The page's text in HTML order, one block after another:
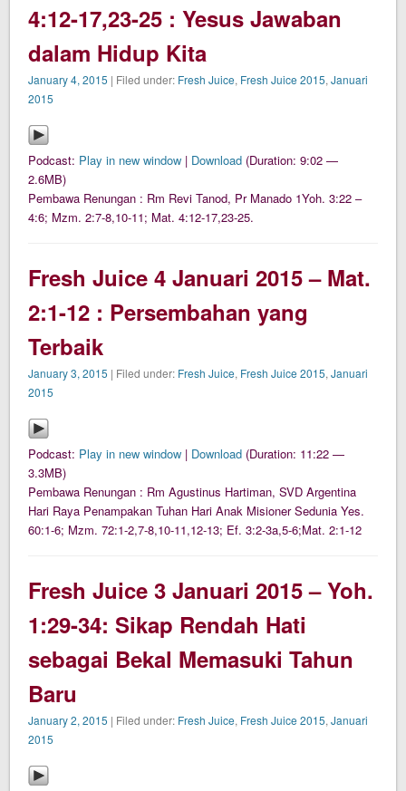
4:12-17,23-25 : Yesus Jawaban
dalam Hidup Kita
January 4, 2015 | Filed under: Fresh Juice, Fresh Juice 2015,Januari
2015
Podcast: Play in new window | Download (Duration: 9:02 —
2.6MB)
Pembawa Renungan : Rm Revi Tanod, Pr Manado 1Yoh. 3:22 –
4:6; Mzm. 2:7-8,10-11; Mat. 4:12-17,23-25.
Fresh Juice 4 Januari 2015 – Mat.
2:1-12 : Persembahan yang
Terbaik
January 3, 2015 | Filed under: Fresh Juice, Fresh Juice 2015,Januari
2015
Podcast: Play in new window | Download (Duration: 11:22 —
3.3MB)
Pembawa Renungan : Rm Agustinus Hartiman, SVD Argentina
Hari Raya Penampakan Tuhan Hari Anak Misioner Sedunia Yes.
60:1-6; Mzm. 72:1-2,7-8,10-11,12-13; Ef. 3:2-3a,5-6;Mat. 2:1-12
Fresh Juice 3 Januari 2015 – Yoh.
1:29-34: Sikap Rendah Hati
sebagai Bekal Memasuki Tahun
Baru
January 2, 2015 | Filed under: Fresh Juice, Fresh Juice 2015,Januari
2015